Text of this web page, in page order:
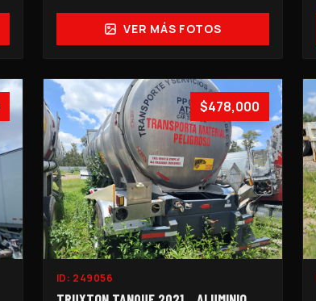
VER MÁS FOTOS
$478,000
ID: 249056